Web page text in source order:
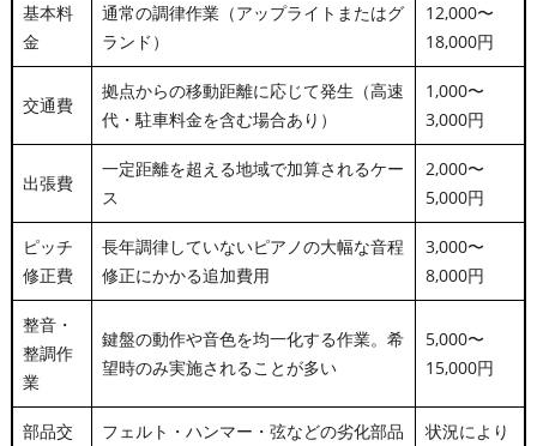
基本料
金
通常の調律作業（アップライトまたはグ
ランド）
12,000〜
18,000円
交通費
拠点からの移動距離に応じて発生（高速
代・駐車料金を含む場合あり）
1,000〜
3,000円
出張費
一定距離を超える地域で加算されるケー
ス
2,000〜
5,000円
ピッチ
修正費
長年調律していないピアノの大幅な音程
修正にかかる追加費用
3,000〜
8,000円
整音・
整調作
業
鍵盤の動作や音色を均一化する作業。希
望時のみ実施されることが多い
5,000〜
15,000円
部品交
フェルト・ハンマー・弦などの劣化部品
状況により